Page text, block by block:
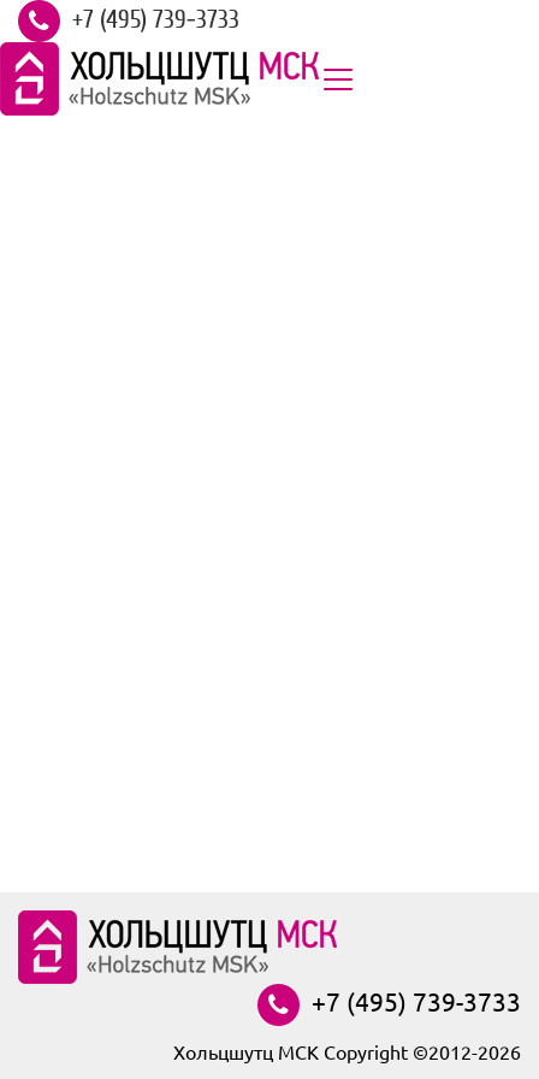
+7 (495) 739-3733
+7 (495) 739-3733
Хольцшутц МСК Copyright ©2012-2026